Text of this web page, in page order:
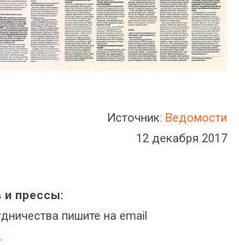
Источник: Ведомости
12 декабря 2017
и прессы:
пишите на email
.